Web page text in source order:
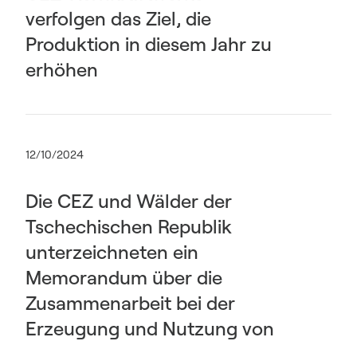
verfolgen das Ziel, die
Produktion in diesem Jahr zu
erhöhen
12/10/2024
Die CEZ und Wälder der
Tschechischen Republik
unterzeichneten ein
Memorandum über die
Zusammenarbeit bei der
Erzeugung und Nutzung von